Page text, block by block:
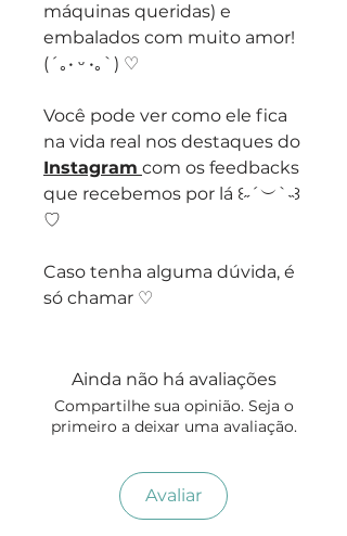
máquinas queridas) e
embalados com muito amor!
(´｡• ᵕ •｡`) ♡
Você pode ver como ele fica
na vida real nos destaques do
Instagram com os feedbacks
que recebemos por lá ꒰˶´︶`˵꒱
♡
Caso tenha alguma dúvida, é
só chamar ♡
Ainda não há avaliações
Compartilhe sua opinião. Seja o
primeiro a deixar uma avaliação.
Avaliar